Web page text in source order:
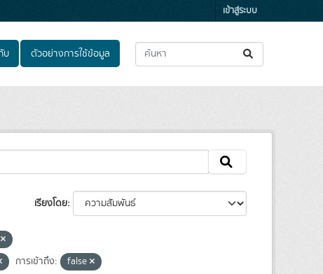
เข้าสู่ระบบ
บ ตัวอย่างการใช้ข้อมูล
เรียงโดย
การเข้าถึง: false